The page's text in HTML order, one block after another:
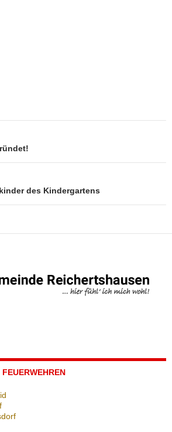
des Kindergartens